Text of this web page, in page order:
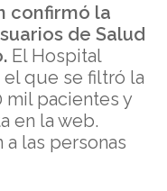
confirmó la
de Salud
El Hospital
que se filtró la
mil pacientes y
en la web.
las personas